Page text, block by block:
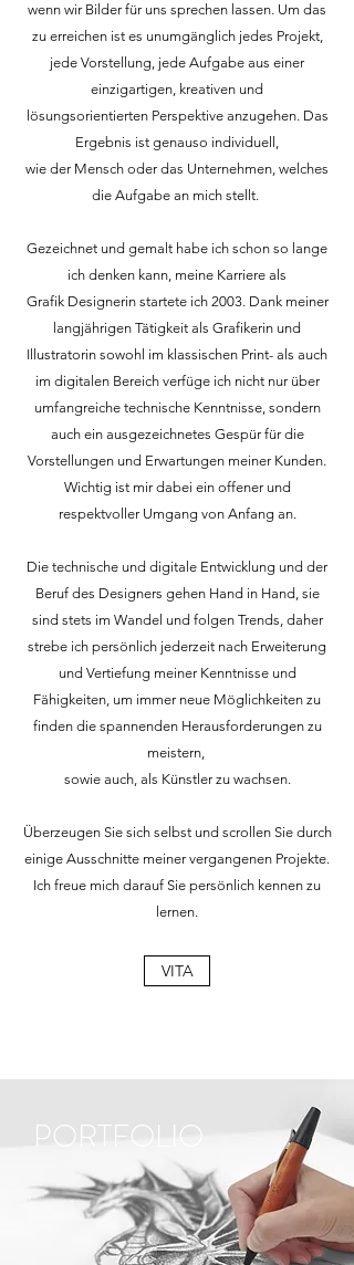
wenn wir Bilder für uns sprechen lassen. Um das
zu erreichen ist es unumgänglich jedes Projekt,
jede Vorstellung, jede Aufgabe aus einer
einzigartigen, kreativen und
lösungsorientierten Perspektive anzugehen. Das
Ergebnis ist genauso individuell,
wie der Mensch oder das Unternehmen, welches
die Aufgabe an mich stellt.
Gezeichnet und gemalt habe ich schon so lange
ich denken kann, meine Karriere als
Grafik Designerin startete ich 2003. Dank meiner
langjährigen Tätigkeit als Grafikerin und
Illustratorin sowohl im klassischen Print- als auch
im digitalen Bereich verfüge ich nicht nur über
umfangreiche technische Kenntnisse, sondern
auch ein ausgezeichnetes Gespür für die
Vorstellungen und Erwartungen meiner Kunden.
Wichtig ist mir dabei ein offener und
respektvoller Umgang von Anfang an.
Die technische und digitale Entwicklung und der
Beruf des Designers gehen Hand in Hand, sie
sind stets im Wandel und folgen Trends, daher
strebe ich persönlich jederzeit nach Erweiterung
und Vertiefung meiner Kenntnisse und
Fähigkeiten, um immer neue Möglichkeiten zu
finden die spannenden Herausforderungen zu
meistern,
sowie auch, als Künstler zu wachsen.
Überzeugen Sie sich selbst und scrollen Sie durch
einige Ausschnitte meiner vergangenen Projekte.
Ich freue mich darauf Sie persönlich kennen zu
lernen.
VITA
PORTFOLIO